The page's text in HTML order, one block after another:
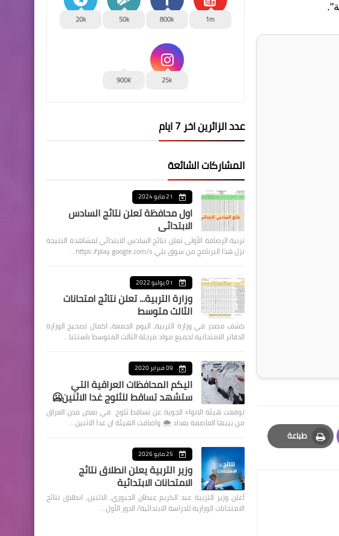
طباعة
Print
1m
800k
50k
20k
25k
900K
عدد الزائرين اخر 7 ايام
المشاركات الشائعة
21 مايو 2024
اول محافظة تعلن نتائج السادس
الابتدائي
تربية الرصافة الأولى تعلن نتائج السادس الابتدائي لمشاهدة النتيجة
نزل هذا البرنامج من سوق بلي https://play.google.com/s…
01 يوليو 2022
وزارة التربية... تعلن نتائج امتحانات
الثالث متوسط
كشف مصدر في وزارة التربية، اليوم الجمعة، اكمال تصحيح الوزارة
الدفاتر الامتحانية لجميع مواد مرحلة الثالث المتوسط باستثنا…
09 فبراير 2020
اليكم المحافظات العراقية التي
ستشهد تساقط للثلوج غدا الاثنين🥶
توقعت هيئة الانواء الجوية عن تساقط ثلوج في بعض مدن العراق
من بينها العاصمة بغداد ⁦🌨️⁩ واضافت الهيئة ان غدا الاثنين …
25 مايو 2026
وزير التربية يعلن انطلاق نتائج
الامتحانات الابتدائية
أعلن وزير التربية عبد الكريم عبطان الجبوري، الاثنين، انطلاق نتائج
الامتحانات الوزارية للدراسة الابتدائية/ الدور الأول…